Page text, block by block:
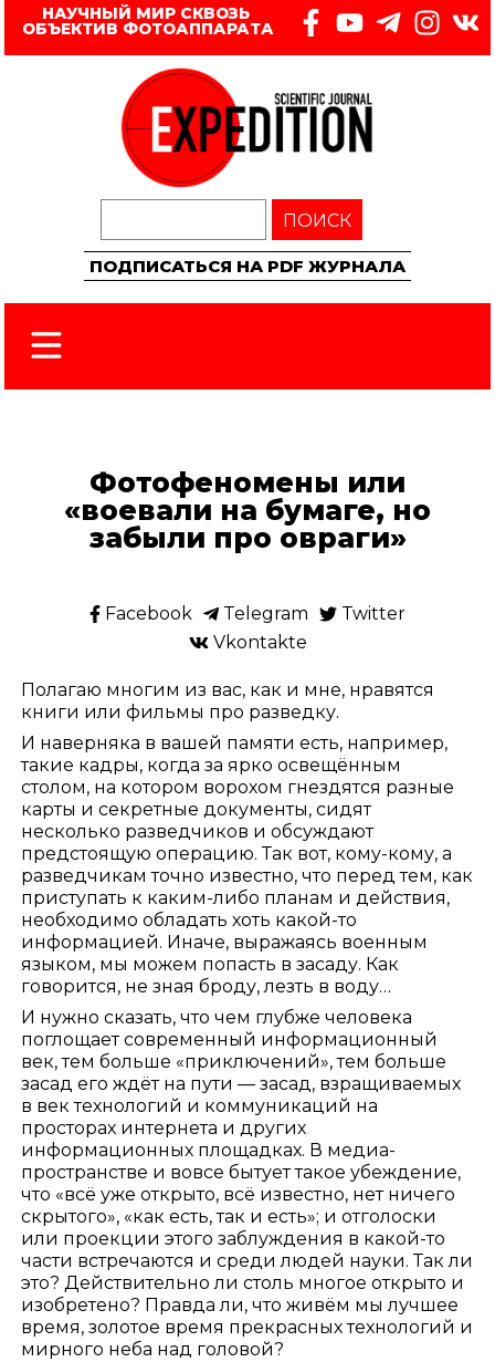
НАУЧНЫЙ МИР СКВОЗЬ
ОБЪЕКТИВ ФОТОАППАРАТА
ПОИСК
ПОДПИСАТЬСЯ НА PDF ЖУРНАЛА
Фотофеномены или
«воевали на бумаге, но
забыли про овраги»
Facebook Telegram
Twitter
Vkontakte
Полагаю многим из вас, как и мне, нравятся
книги или фильмы про разведку.
И наверняка в вашей памяти есть, например,
такие кадры, когда за ярко освещённым
столом, на котором ворохом гнездятся разные
карты и секретные документы, сидят
несколько разведчиков и обсуждают
предстоящую операцию. Так вот, кому-кому, а
разведчикам точно известно, что перед тем, как
приступать к каким-либо планам и действия,
необходимо обладать хоть какой-то
информацией. Иначе, выражаясь военным
языком, мы можем попасть в засаду. Как
говорится, не зная броду, лезть в воду…
И нужно сказать, что чем глубже человека
поглощает современный информационный
век, тем больше «приключений», тем больше
засад его ждёт на пути — засад, взращиваемых
в век технологий и коммуникаций на
просторах интернета и других
информационных площадках. В медиа-
пространстве и вовсе бытует такое убеждение,
что «всё уже открыто, всё известно, нет ничего
скрытого», «как есть, так и есть»; и отголоски
или проекции этого заблуждения в какой-то
части встречаются и среди людей науки. Так ли
это? Действительно ли столь многое открыто и
изобретено? Правда ли, что живём мы лучшее
время, золотое время прекрасных технологий и
мирного неба над головой?